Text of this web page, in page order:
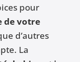
pour
de votre
d’autres
La